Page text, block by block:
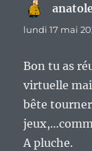
lundi 17 mai
Bon tu as
virtuelle
bête tourner
A pluche.